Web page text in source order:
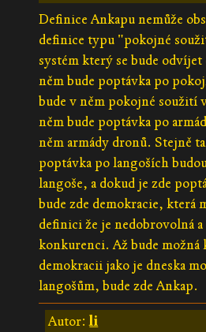
Definice Ankapu nemůže
definice typu "pokojné
systém který se bude
něm bude poptávka po
bude v něm pokojné soužití
něm bude poptávka po
něm armády dronů. Stejně
poptávka po langoších
langoše, a dokud je zde
bude zde demokracie, která
definici že je nedobrovolná
konkurenci. Až bude možná
demokracii jako je dneska
langošům, bude zde Ankap.
Autor:li